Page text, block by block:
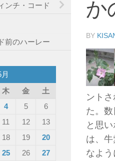
か
BY
ント
た。
と思
は、
なよ
ンチ・コード
前のハーレー
木 金
土
4 5
6
11 12
13
18 19
20
25 26
27